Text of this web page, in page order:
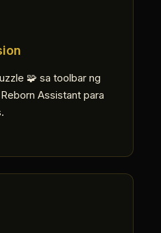
🧩 sa toolbar ng
Assistant para